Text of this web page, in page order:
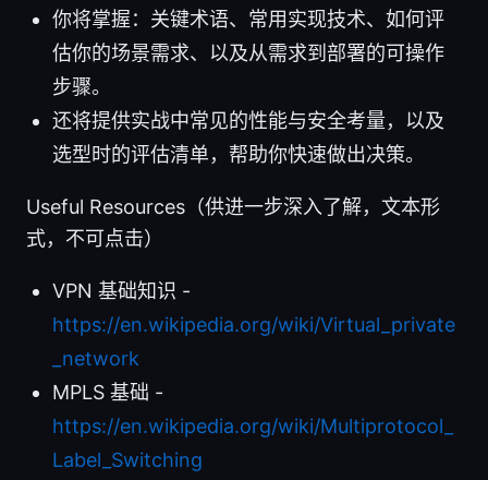
你将掌握：关键术语、常用实现技术、如何评
估你的场景需求、以及从需求到部署的可操作
步骤。
还将提供实战中常见的性能与安全考量，以及
选型时的评估清单，帮助你快速做出决策。
Useful Resources（供进一步深入了解，文本形
式，不可点击）
VPN 基础知识 -
https://en.wikipedia.org/wiki/Virtual_private
_network
MPLS 基础 -
https://en.wikipedia.org/wiki/Multiprotocol_
Label_Switching